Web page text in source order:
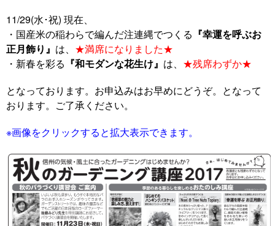
11/29(水･祝) 現在、
・国産米の稲わらで編んだ注連縄でつくる 『幸運を呼ぶお
正月飾り』 は、 ★満席になりました★
・新春を彩る 『和モダンな花生け』 は、 ★残席わずか★
となっております。お申込みはお早めにどうぞ。 となって
おります。ご了承ください。
※画像をクリックすると拡大表示できます。